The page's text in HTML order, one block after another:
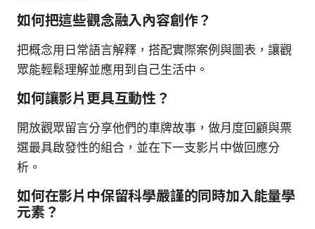
如何把這些觀念融入內容創作？
把概念用日常語言解釋，搭配實際案例與圖表，讓觀
眾能輕鬆理解並應用到自己生活中。
如何讓影片更具互動性？
開放觀眾留言分享他們的車牌故事，做月度回顧與票
選最具啟發性的組合，並在下一支影片中做回應分
析。
如何在影片中保留科學嚴謹的同時加入能量學
元素？